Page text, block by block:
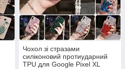
Чохол зі стразами
силіконовий протиударний
TPU для Google Pixel XL